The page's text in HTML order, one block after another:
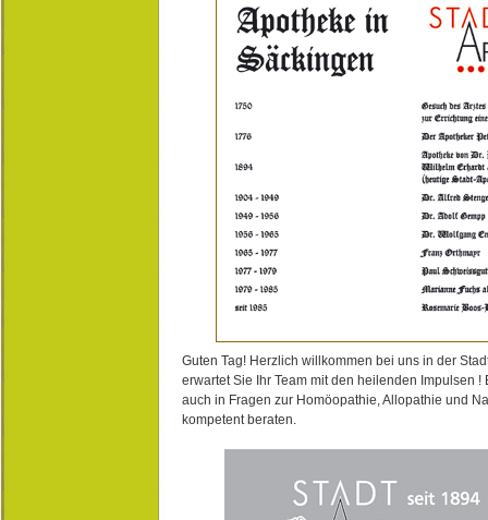
Guten Tag! Herzlich willkommen bei uns in der
erwartet Sie Ihr Team mit den heilenden Impulsen !
auch in Fragen zur Homöopathie, Allopathie und
kompetent beraten.